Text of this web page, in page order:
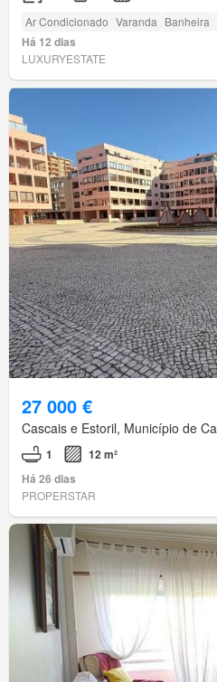
Ar Condicionado Varanda Banheira
Há 12 dias
LUXURYESTATE
27 000 €
Cascais e Estoril, Município de
1
12 m²
Há 26 dias
PROPERSTAR